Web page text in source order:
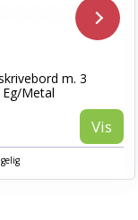
m. 3
Metal
Vis